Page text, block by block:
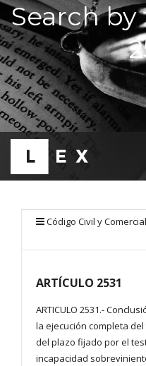
Search
Código Civil y
ARTÍCULO 2531
ARTICULO 2531.-
la ejecución completa
del plazo fijado por el
incapacidad